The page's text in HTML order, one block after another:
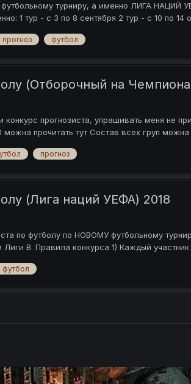
футбольному турниру, а именно ЛИГА
1 тур - с 3 по 8 сентября 2 тур - с 10 по 14
прогноз футбол
(Отборочный на
прогнозиста, упрашивать меня не
прочитать тут Состав всех груп можна
прогноз
(Лига наций УЕФА) 2018
по футболу по НОВОМУ футбольному
В. Правила конкурса 1) Каждый
футбол